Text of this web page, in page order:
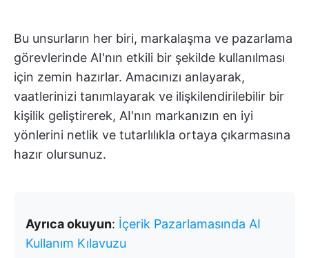
Bu unsurların her biri, markalaşma ve pazarlama
görevlerinde AI'nın etkili bir şekilde kullanılması
için zemin hazırlar. Amacınızı anlayarak,
vaatlerinizi tanımlayarak ve ilişkilendirilebilir bir
kişilik geliştirerek, AI'nın markanızın en iyi
yönlerini netlik ve tutarlılıkla ortaya çıkarmasına
hazır olursunuz.
Ayrıca okuyun: İçerik Pazarlamasında AI
Kullanım Kılavuzu